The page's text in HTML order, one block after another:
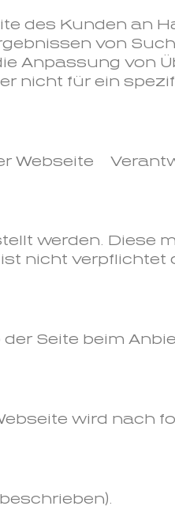
des Kunden an
von
Anpassung von
nicht für ein
Webseite
werden. Diese
nicht verpflichtet
Seite beim
wird nach